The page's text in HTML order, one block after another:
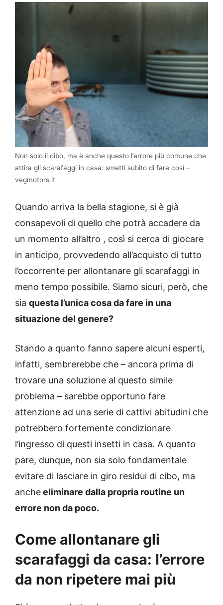
Non solo il cibo, ma è anche questo l’errore più comune che
attira gli scarafaggi in casa: smetti subito di fare così –
vegmotors.it
Quando arriva la bella stagione, si è già
consapevoli di quello che potrà accadere da
un momento all’altro , così si cerca di giocare
in anticipo, provvedendo all’acquisto di tutto
l’occorrente per allontanare gli scarafaggi in
meno tempo possibile. Siamo sicuri, però, che
sia questa l’unica cosa da fare in una
situazione del genere?
Stando a quanto fanno sapere alcuni esperti,
infatti, sembrerebbe che – ancora prima di
trovare una soluzione al questo simile
problema – sarebbe opportuno fare
attenzione ad una serie di cattivi abitudini che
potrebbero fortemente condizionare
l’ingresso di questi insetti in casa. A quanto
pare, dunque, non sia solo fondamentale
evitare di lasciare in giro residui di cibo, ma
ancheeliminare dalla propria routine un
errore non da poco.
Come allontanare gli
scarafaggi da casa: l’errore
da non ripetere mai più